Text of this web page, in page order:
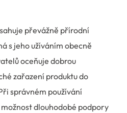
převážně přírodní
s jeho užíváním obecně
oceňuje dobrou
zařazení produktu do
správném používání
dlouhodobé podpory